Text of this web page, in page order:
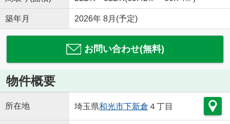
築年月 2026年 8月(予定)
お問い合わせ(無料)
物件概要
所在地 埼玉県和光市下新倉 ４丁目